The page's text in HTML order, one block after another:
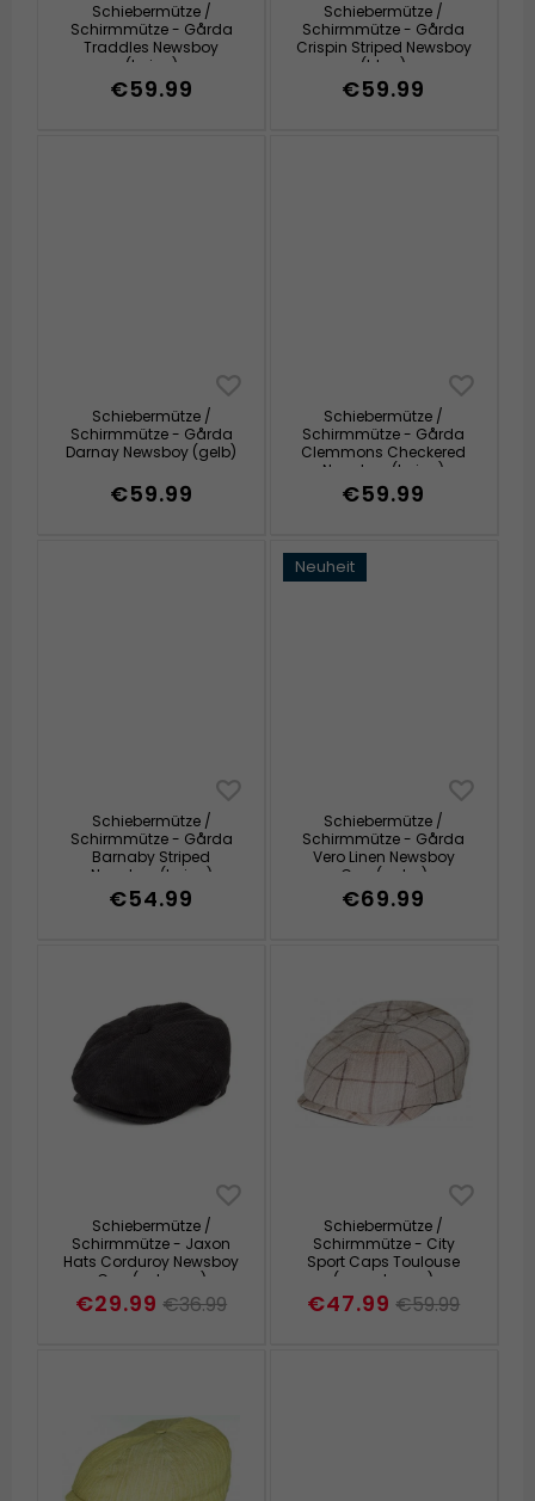
Schiebermütze /
Schirmmütze - Gårda
Traddles Newsboy
(beige)
€59.99
Schiebermütze /
Schirmmütze - Gårda
Crispin Striped Newsboy
(blau)
€59.99
Schiebermütze /
Schirmmütze - Gårda
Darnay Newsboy (gelb)
€59.99
Schiebermütze /
Schirmmütze - Gårda
Clemmons Checkered
Newsboy (beige)
€59.99
Schiebermütze /
Schirmmütze - Gårda
Barnaby Striped
Newsboy (beige)
€54.99
Neuheit
Schiebermütze /
Schirmmütze - Gårda
Vero Linen Newsboy
Cap (natur)
€69.99
Schiebermütze /
Schirmmütze - Jaxon
Hats Corduroy Newsboy
Cap (schwarz)
€29.99 €36.99
Schiebermütze /
Schirmmütze - City
Sport Caps Toulouse
(grau-braun)
€47.99 €59.99